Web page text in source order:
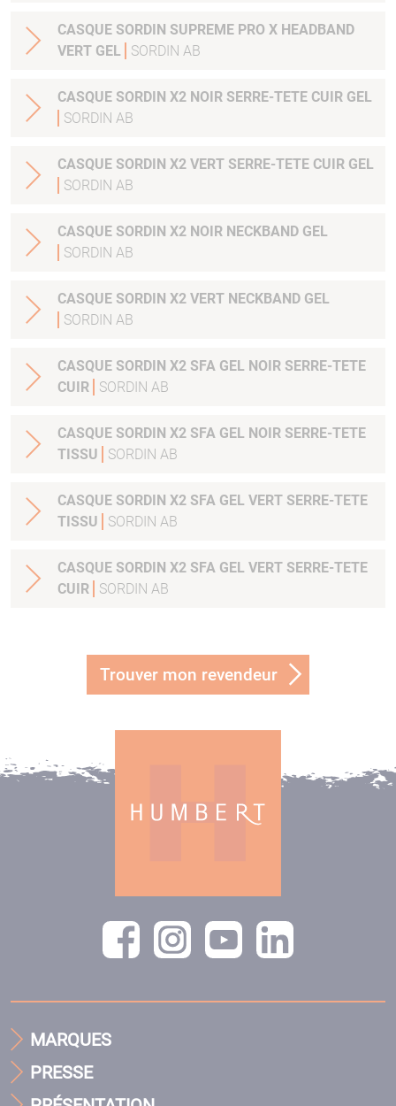
CASQUE SORDIN SUPREME PRO X HEADBAND
VERT GEL
SORDIN AB
CASQUE SORDIN X2 NOIR SERRE-TETE CUIR GEL
SORDIN AB
CASQUE SORDIN X2 VERT SERRE-TETE CUIR GEL
SORDIN AB
CASQUE SORDIN X2 NOIR NECKBAND GEL
SORDIN AB
CASQUE SORDIN X2 VERT NECKBAND GEL
SORDIN AB
CASQUE SORDIN X2 SFA GEL NOIR SERRE-TETE
CUIR
SORDIN AB
CASQUE SORDIN X2 SFA GEL NOIR SERRE-TETE
TISSU
SORDIN AB
CASQUE SORDIN X2 SFA GEL VERT SERRE-TETE
TISSU
SORDIN AB
CASQUE SORDIN X2 SFA GEL VERT SERRE-TETE
CUIR
SORDIN AB
Trouver mon revendeur
MARQUES
PRESSE